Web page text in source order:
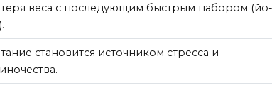
веса с последующим быстрым набором (йо-
становится источником стресса и